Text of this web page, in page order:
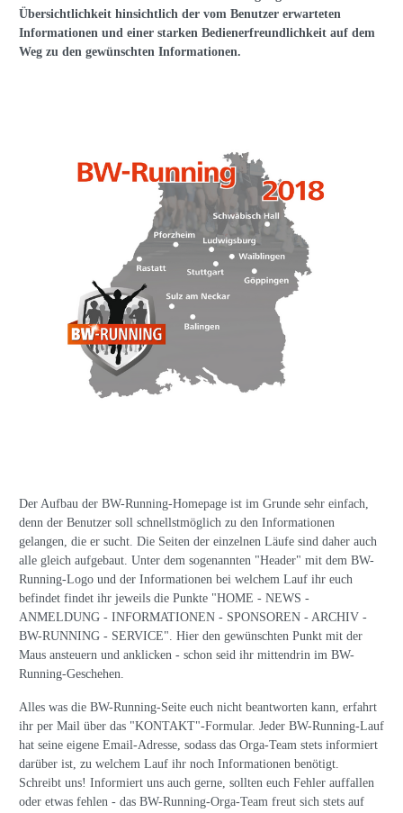
Übersichtlichkeit hinsichtlich der vom Benutzer erwarteten
Informationen und einer starken Bedienerfreundlichkeit auf dem
Weg zu den gewünschten Informationen.
Der Aufbau der BW-Running-Homepage ist im Grunde sehr einfach,
denn der Benutzer soll schnellstmöglich zu den Informationen
gelangen, die er sucht. Die Seiten der einzelnen Läufe sind daher auch
alle gleich aufgebaut. Unter dem sogenannten "Header" mit dem BW-
Running-Logo und der Informationen bei welchem Lauf ihr euch
befindet findet ihr jeweils die Punkte "HOME - NEWS -
ANMELDUNG - INFORMATIONEN - SPONSOREN - ARCHIV -
BW-RUNNING - SERVICE". Hier den gewünschten Punkt mit der
Maus ansteuern und anklicken - schon seid ihr mittendrin im BW-
Running-Geschehen.
Alles was die BW-Running-Seite euch nicht beantworten kann, erfahrt
ihr per Mail über das "KONTAKT"-Formular. Jeder BW-Running-Lauf
hat seine eigene Email-Adresse, sodass das Orga-Team stets informiert
darüber ist, zu welchem Lauf ihr noch Informationen benötigt.
Schreibt uns! Informiert uns auch gerne, sollten euch Fehler auffallen
oder etwas fehlen - das BW-Running-Orga-Team freut sich stets auf